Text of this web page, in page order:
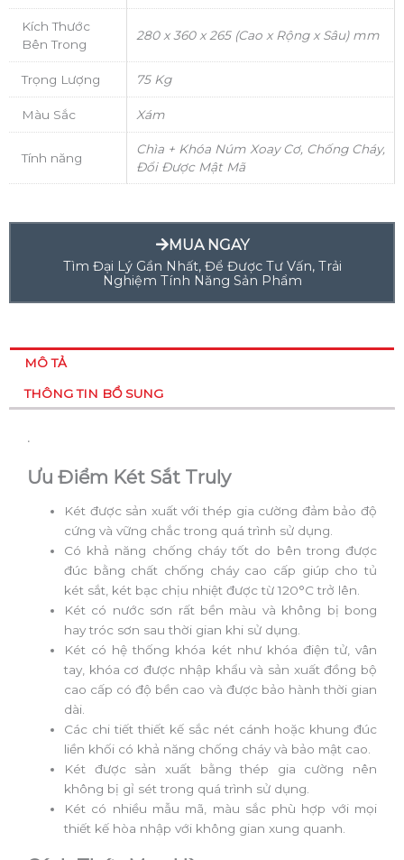
Kích Thước
Bên Trong
280 x 360 x 265 (Cao x Rộng x Sâu) mm
Trọng Lượng 75 Kg
Màu Sắc Xám
Tính năng
Chìa + Khóa Núm Xoay Cơ, Chống Cháy,
Đổi Được Mật Mã
MUA NGAY
Tìm Đại Lý Gần Nhất, Để Được Tư Vấn, Trải
Nghiệm Tính Năng Sản Phẩm
MÔ TẢ
THÔNG TIN BỔ SUNG
.
Ưu Điểm Két Sắt Truly
Két được sản xuất với thép gia cường đảm bảo độ
cứng và vững chắc trong quá trình sử dụng.
Có khả năng chống cháy tốt do bên trong được
đúc bằng chất chống cháy cao cấp giúp cho tủ
két sắt, két bạc chịu nhiệt được từ 120°C trở lên.
Két có nước sơn rất bền màu và không bị bong
hay tróc sơn sau thời gian khi sử dụng.
Két có hệ thống khóa két như khóa điện tử, vân
tay, khóa cơ được nhập khẩu và sản xuất đồng bộ
cao cấp có độ bền cao và được bảo hành thời gian
dài.
Các chi tiết thiết kế sắc nét cánh hoặc khung đúc
liền khối có khả năng chống cháy và bảo mật cao.
Két được sản xuất bằng thép gia cường nên
không bị gỉ sét trong quá trình sử dụng.
Két có nhiều mẫu mã, màu sắc phù hợp với mọi
thiết kế hòa nhập với không gian xung quanh.